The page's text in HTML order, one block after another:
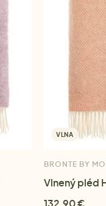
VLNA
BRONTE BY
Vlnený pléd
132,90 €